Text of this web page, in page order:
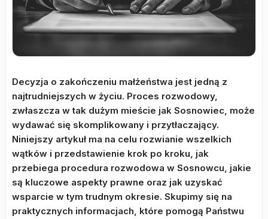
Decyzja o zakończeniu małżeństwa jest jedną z
najtrudniejszych w życiu. Proces rozwodowy,
zwłaszcza w tak dużym mieście jak Sosnowiec, może
wydawać się skomplikowany i przytłaczający.
Niniejszy artykuł ma na celu rozwianie wszelkich
wątków i przedstawienie krok po kroku, jak
przebiega procedura rozwodowa w Sosnowcu, jakie
są kluczowe aspekty prawne oraz jak uzyskać
wsparcie w tym trudnym okresie. Skupimy się na
praktycznych informacjach, które pomogą Państwu